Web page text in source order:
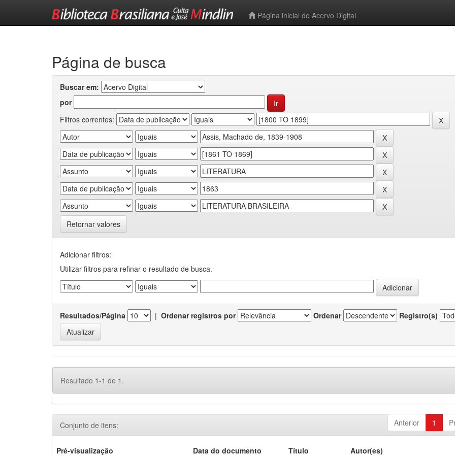
Página inicial do Acervo Digital
Página de busca
Buscar em:
por
Filtros correntes:
Retornar valores
Adicionar filtros:
Utilizar filtros para refinar o resultado de busca.
Resultados/Página | Ordenar registros por Ordenar Registro(s)
Resultado 1-1 de 1.
Anterior 1
Conjunto de itens:
Pré-visualização Data do documento Título Autor(es)